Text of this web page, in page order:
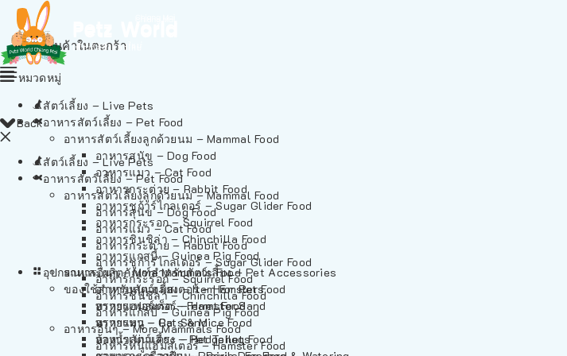
ไม่มีสินค้าในตะกร้า
Back
สัตว์เลี้ยง – Live Pets
อาหารสัตว์เลี้ยง – Pet Food
อาหารสัตว์เลี้ยงลูกด้วยนม – Mammal Food
อาหารสุนัข – Dog Food
อาหารแมว – Cat Food
อาหารกระต่าย – Rabbit Food
อาหารชูก้าร์ไกลเดอร์ – Sugar Glider Food
อาหารกระรอก – Squirrel Food
อาหารชินชิล่า – Chinchilla Food
อาหารแกสบี้ – Guinea Pig Food
อาหารอื่นๆ – More Mammals Food
อาหารหนูแฮมสเตอร์ – Hamster Food
หมวดหมู่
สัตว์เลี้ยง – Live Pets
อาหารสัตว์เลี้ยง – Pet Food
อาหารสัตว์เลี้ยงลูกด้วยนม – Mammal Food
อาหารสุนัข – Dog Food
อาหารแมว – Cat Food
อาหารกระต่าย – Rabbit Food
อาหารชูก้าร์ไกลเดอร์ – Sugar Glider Food
อาหารกระรอก – Squirrel Food
อาหารชินชิล่า – Chinchilla Food
อาหารแกสบี้ – Guinea Pig Food
อาหารอื่นๆ – More Mammals Food
อาหารหนูแฮมสเตอร์ – Hamster Food
อาหารเฟอร์เร็ต – Ferret Food
อาหารหนู – Rats & Mice Food
อาหารเม่นแคระ – Hedgehog Food
อุปกรณและผลิตภัณฑ์สำหรับสัตว์เลี้ยง – Pet Accessories
ของใช้สำหรับสัตว์เลี้ยง – Item For Pets
ทรายแฮมสเตอร์ – Hamster Sand
ทรายแมว – Cat Sand
ห้องน้ำสัตว์เลี้ยง – Pet Toilets